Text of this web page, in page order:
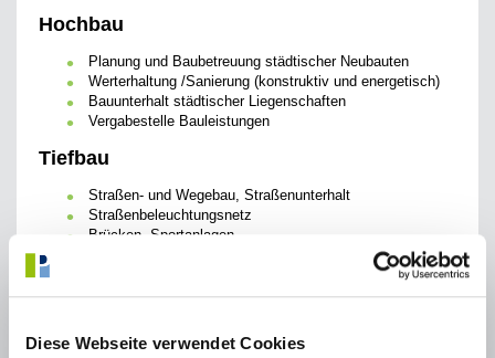
Diese Webseite verwendet Cookies
Hochbau
Planung und Baubetreuung städtischer Neubauten
Werterhaltung /Sanierung (konstruktiv und energetisch)
Bauunterhalt städtischer Liegenschaften
Vergabestelle Bauleistungen
Tiefbau
Straßen- und Wegebau, Straßenunterhalt
Straßenbeleuchtungsnetz
Brücken, Sportanlagen
Bauhof, Gartenbaubetrieb
städtische Grünanlagen